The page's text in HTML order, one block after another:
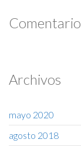
Archivos
mayo 2020
agosto 2018